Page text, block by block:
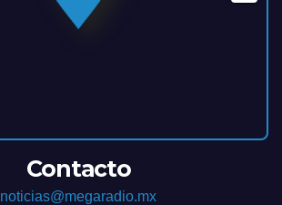
Contacto
noticias@megaradio.mx